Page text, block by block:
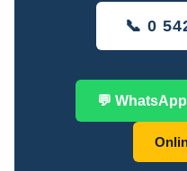
📞 0
💬